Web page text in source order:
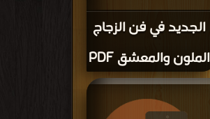
الجديد في فن الزجاج
الملون والمعشق PDF